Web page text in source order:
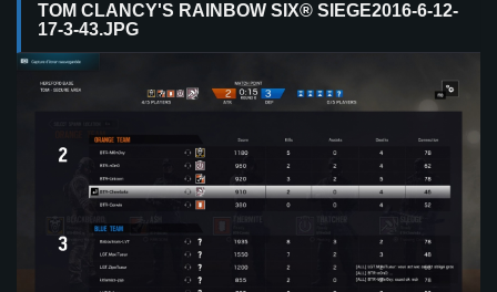
TOM CLANCY'S RAINBOW SIX® SIEGE2016-6-12-
17-3-43.JPG